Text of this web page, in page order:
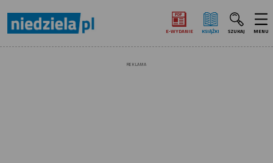
E‑WYDANIE KSIĄŻKI SZUKAJ MENU
REKLAMA